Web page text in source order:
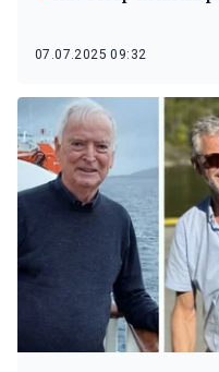
07.07.2025 09:32